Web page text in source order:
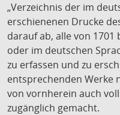
„Verzeichnis der im
erschienenen Drucke
darauf ab, alle von 1701
oder im deutschen
zu erfassen und zu
entsprechenden Werke
von vornherein auch
zugänglich gemacht.